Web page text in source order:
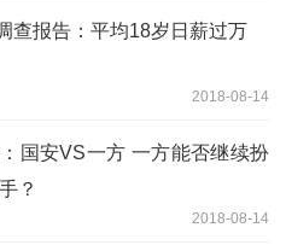
查报告：平均18岁日薪过万
2018-08-14
国安VS一方 一方能否继续扮
？
2018-08-14